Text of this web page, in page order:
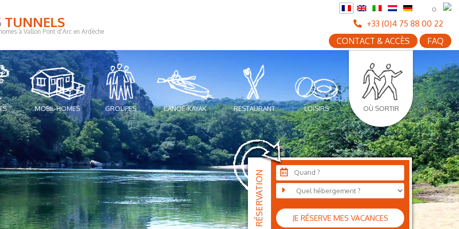
TUNNELS
à Vallon Pont d'Arc en Ardèche
+33 (0)4 75 88 00 22
CONTACT & ACCÈS
FAQ
MOBIL-HOMES GROUPES CANOË-KAYAK RESTAURANT LOISIRS OÙ SORTIR
Quand ?
JE RÉSERVE MES VACANCES